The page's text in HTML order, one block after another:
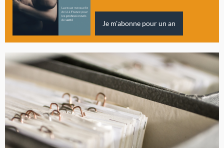
Je m'abonne pour un an